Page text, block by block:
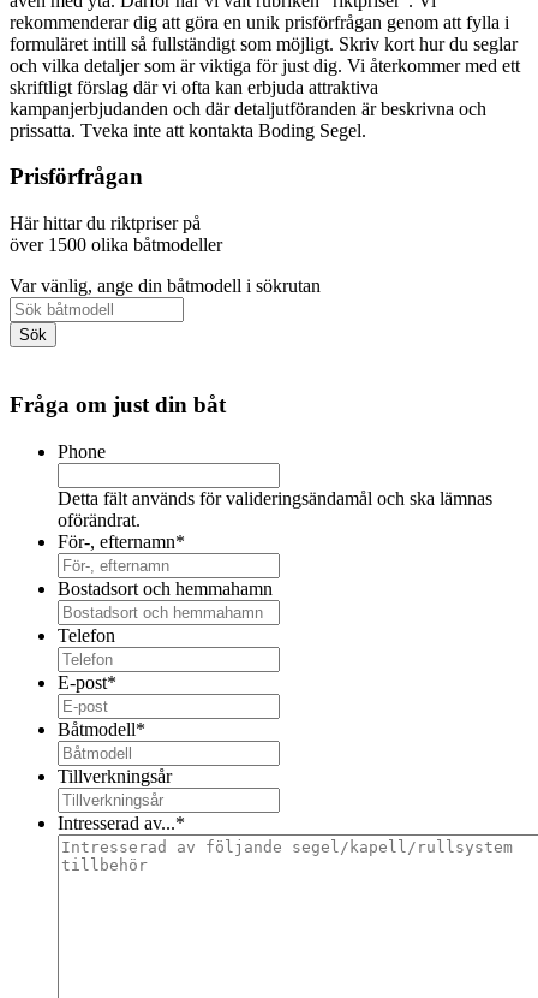
rekommenderar dig att göra en unik prisförfrågan genom att fylla i
formuläret intill så fullständigt som möjligt. Skriv kort hur du seglar
och vilka detaljer som är viktiga för just dig. Vi återkommer med ett
skriftligt förslag där vi ofta kan erbjuda attraktiva
kampanjerbjudanden och där detaljutföranden är beskrivna och
prissatta. Tveka inte att kontakta Boding Segel.
Prisförfrågan
Här hittar du riktpriser på
över 1500 olika båtmodeller
Var vänlig, ange din båtmodell i sökrutan
Fråga om just din båt
Phone
Detta fält används för valideringsändamål och ska lämnas
oförändrat.
För-, efternamn*
Bostadsort och hemmahamn
Telefon
E-post*
Båtmodell*
Tillverkningsår
Intresserad av...*